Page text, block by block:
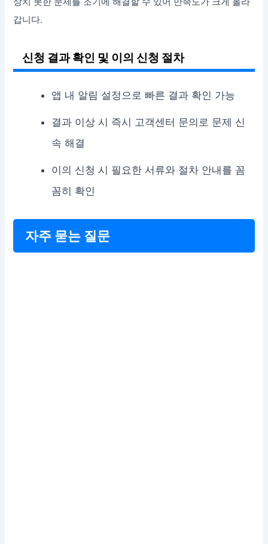
갑니다.
신청 결과 확인 및 이의 신청 절차
앱 내 알림 설정으로 빠른 결과 확인 가능
결과 이상 시 즉시 고객센터 문의로 문제 신
속 해결
이의 신청 시 필요한 서류와 절차 안내를 꼼
꼼히 확인
자주 묻는 질문